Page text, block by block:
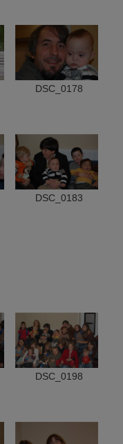
DSC_0178
DSC_0183
DSC_0198